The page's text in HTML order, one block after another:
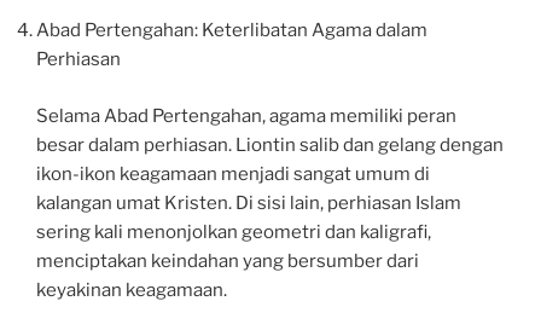
Abad Pertengahan: Keterlibatan Agama dalam
Perhiasan
Selama Abad Pertengahan, agama memiliki peran
besar dalam perhiasan. Liontin salib dan gelang dengan
ikon-ikon keagamaan menjadi sangat umum di
kalangan umat Kristen. Di sisi lain, perhiasan Islam
sering kali menonjolkan geometri dan kaligrafi,
menciptakan keindahan yang bersumber dari
keyakinan keagamaan.